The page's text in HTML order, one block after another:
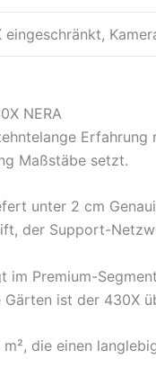
eingeschränkt,
NERA
Maßstäbe setzt.
unter 2 cm
der Support-
im Premium-
ist der 430X
die einen